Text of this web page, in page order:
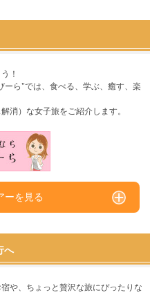
！
ら"では、食べる、学ぶ、癒す、楽
消）な女子旅をご紹介します。
ーを見る
へ
や、ちょっと贅沢な旅にぴったりな